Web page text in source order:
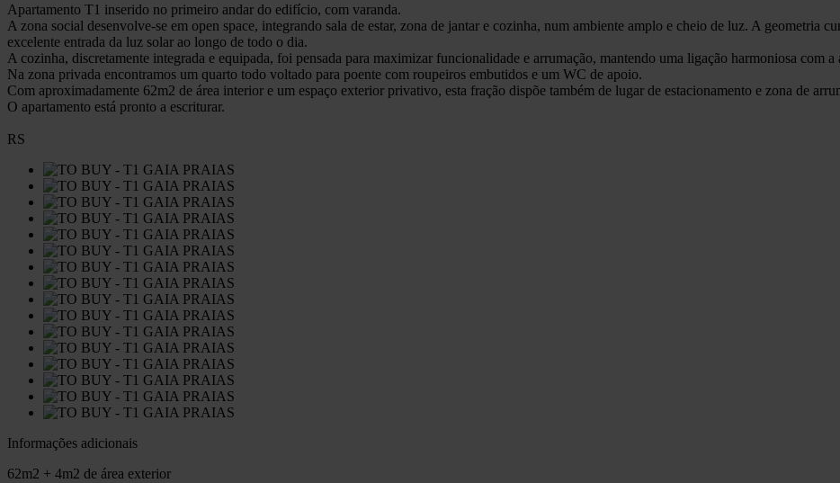
Apartamento T1 inserido no primeiro andar do edifício, com varanda.
A zona social desenvolve-se em open space, integrando sala de estar, zona de jantar e cozinha, num ambiente amplo e cheio de luz. A geometria
excelente entrada da luz solar ao longo de todo o dia.
A cozinha, discretamente integrada e equipada, foi pensada para maximizar funcionalidade e arrumação, mantendo uma ligação harmoniosa com a
Na zona privada encontramos um quarto todo voltado para poente com roupeiros embutidos e um WC de apoio.
Com aproximadamente 62m2 de área interior e um espaço exterior privativo, esta fração dispõe também de lugar de estacionamento e zona de
O apartamento está pronto a escriturar.
RS
Informações adicionais
62m2 + 4m2 de área exterior